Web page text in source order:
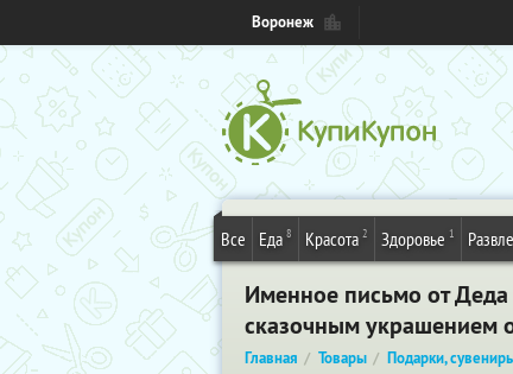
Воронеж
Все Еда 8 Красота 2 Здоровье 1
Именное письмо от
сказочным украшением
Главная Товары Подарки,